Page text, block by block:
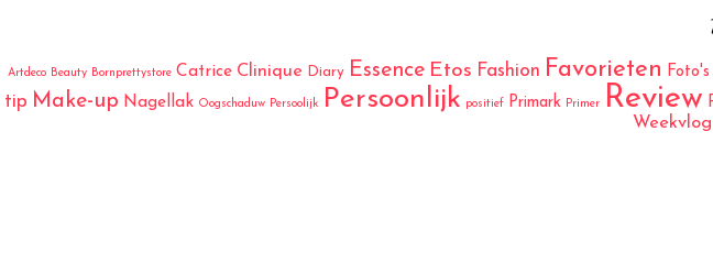
Artdeco Beauty Bornprettystore Catrice Clinique Diary Essence Etos Fashion Favorieten Foto's
tip Make-up Nagellak Oogschaduw Persoolijk Persoonlijk positief Primark Primer Review
Weekvlog